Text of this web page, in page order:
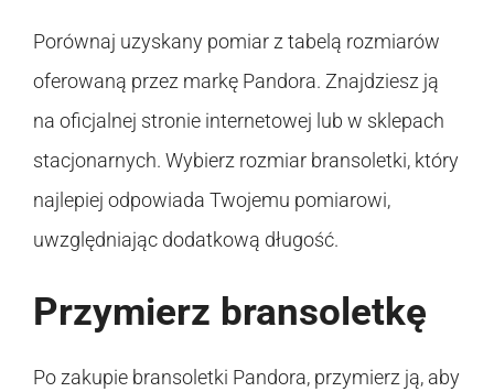
Porównaj uzyskany pomiar z tabelą rozmiarów
oferowaną przez markę Pandora. Znajdziesz ją
na oficjalnej stronie internetowej lub w sklepach
stacjonarnych. Wybierz rozmiar bransoletki, który
najlepiej odpowiada Twojemu pomiarowi,
uwzględniając dodatkową długość.
Przymierz bransoletkę
Po zakupie bransoletki Pandora, przymierz ją, aby